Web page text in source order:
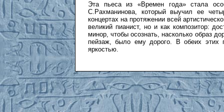
Эта пьеса из «Времен года» стала
С.Рахманинова, который выучил ее
концертах на протяжении всей
великий пианист, но и как композитор:
минор, чтобы осознать, насколько образ
пейзаж, было ему дорого. В обеих этих
яркостью.